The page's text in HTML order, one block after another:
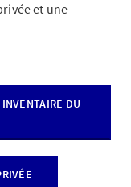
et une
DU